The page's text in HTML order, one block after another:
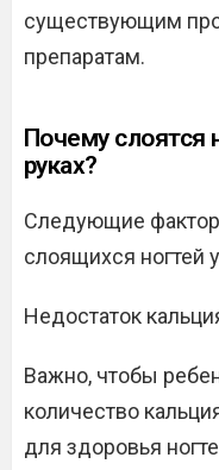
существующим
препаратам.
Почему слоятся
руках?
Следующие
слоящихся ногтей
Недостаток
Важно, чтобы
количество
для здоровья